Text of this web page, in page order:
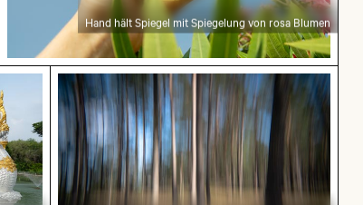
Hand hält Spiegel mit Spiegelung von rosa Blumen
Tempels in Phuket
Abstrakter Wald mit